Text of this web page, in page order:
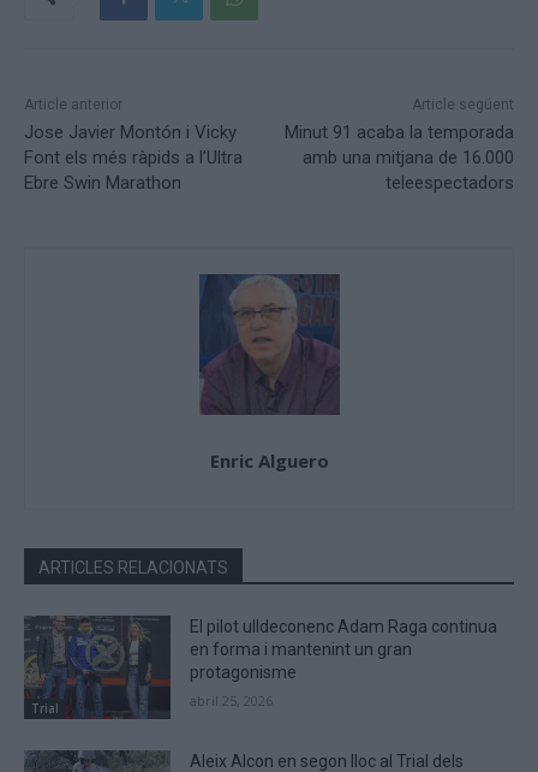
Article anterior
Jose Javier Montón i Vicky
Font els més ràpids a l’Ultra
Ebre Swin Marathon
Article següent
Minut 91 acaba la temporada
amb una mitjana de 16.000
teleespectadors
Enric Alguero
ARTICLES RELACIONATS
Trial
El pilot ulldeconenc Adam Raga continua
en forma i mantenint un gran
protagonisme
abril 25, 2026
Aleix Alcon en segon lloc al Trial dels